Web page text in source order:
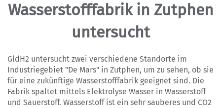
Wasserstofffabrik in Zutphen
untersucht
GldH2 untersucht zwei verschiedene Standorte im
Industriegebiet "De Mars" in Zutphen, um zu sehen, ob sie
für eine zukünftige Wasserstofffabrik geeignet sind. Die
Fabrik spaltet mittels Elektrolyse Wasser in Wasserstoff
und Sauerstoff. Wasserstoff ist ein sehr sauberes und CO2